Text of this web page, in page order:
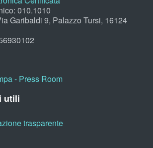
010.1010
Garibaldi 9, Palazzo Tursi, 16124
- Press Room
utili
trasparente